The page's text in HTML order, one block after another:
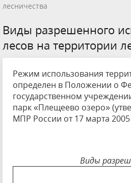
лесничества
Виды разрешенного
лесов на территории
Режим использования
определен в Положении о
государственном
парк «Плещеево озеро»
МПР России от 17 марта
Виды